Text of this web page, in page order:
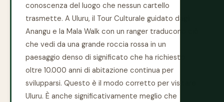
conoscenza del luogo che nessun cartello
trasmette. A Uluru, il Tour Culturale guidato dagli
Anangu e la Mala Walk con un ranger traducono ciò
che vedi da una grande roccia rossa in un
paesaggio denso di significato che ha richiesto
oltre 10.000 anni di abitazione continua per
svilupparsi. Questo è il modo corretto per visitare
Uluru. È anche significativamente meglio che